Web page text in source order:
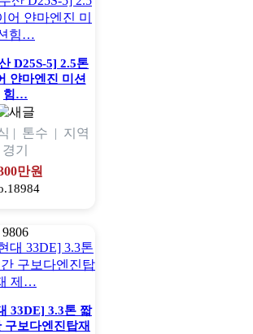
D25S-5] 2.5톤
얀마엔진 미션
힘…
| 톤수 | 지역
경기
만원
9806
33DE] 3.3톤 짧
구보다엔진탑재